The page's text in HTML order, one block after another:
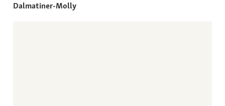
Dalmatiner-Molly